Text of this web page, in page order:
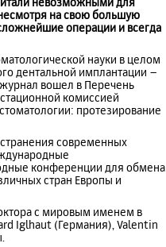
на свою большую
операции и всегда
науки в целом
дентальной имплантации –
вошел в Перечень
комиссией
протезирование
современных
конференции для обмена
стран Европы и
с мировым именем в
Iglhaut (Германия), Valentin